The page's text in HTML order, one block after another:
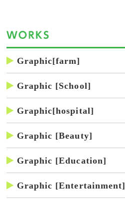
Graphic[farm]
Graphic [School]
Graphic[hospital]
Graphic [Beauty]
Graphic [Education]
Graphic [Entertainment]